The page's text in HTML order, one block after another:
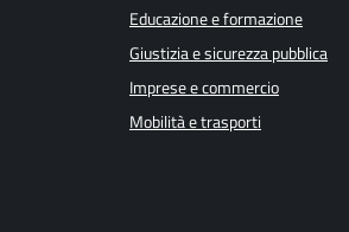
Educazione e formazione
Giustizia e sicurezza pubblica
Imprese e commercio
Mobilità e trasporti